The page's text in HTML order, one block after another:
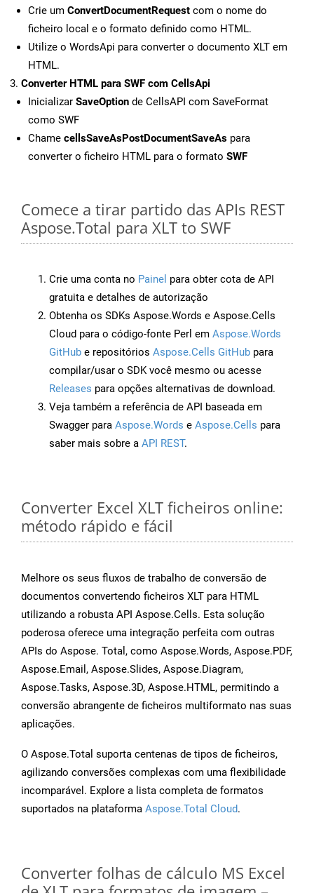
Crie um ConvertDocumentRequest com o nome do
ficheiro local e o formato definido como HTML.
Utilize o WordsApi para converter o documento XLT em
HTML.
Converter HTML para SWF com CellsApi
Inicializar SaveOption de CellsAPI com SaveFormat
como SWF
Chame cellsSaveAsPostDocumentSaveAs para
converter o ficheiro HTML para o formato SWF
Comece a tirar partido das APIs REST
Aspose.Total para XLT to SWF
Crie uma conta no Painel para obter cota de API
gratuita e detalhes de autorização
Obtenha os SDKs Aspose.Words e Aspose.Cells
Cloud para o código-fonte Perl em Aspose.Words
GitHub e repositórios Aspose.Cells GitHub para
compilar/usar o SDK você mesmo ou acesse
Releases para opções alternativas de download.
Veja também a referência de API baseada em
Swagger para Aspose.Words e Aspose.Cells para
saber mais sobre a API REST.
Converter Excel XLT ficheiros online:
método rápido e fácil
Melhore os seus fluxos de trabalho de conversão de
documentos convertendo ficheiros XLT para HTML
utilizando a robusta API Aspose.Cells. Esta solução
poderosa oferece uma integração perfeita com outras
APIs do Aspose. Total, como Aspose.Words, Aspose.PDF,
Aspose.Email, Aspose.Slides, Aspose.Diagram,
Aspose.Tasks, Aspose.3D, Aspose.HTML, permitindo a
conversão abrangente de ficheiros multiformato nas suas
aplicações.
O Aspose.Total suporta centenas de tipos de ficheiros,
agilizando conversões complexas com uma flexibilidade
incomparável. Explore a lista completa de formatos
suportados na plataforma Aspose.Total Cloud.
Converter folhas de cálculo MS Excel